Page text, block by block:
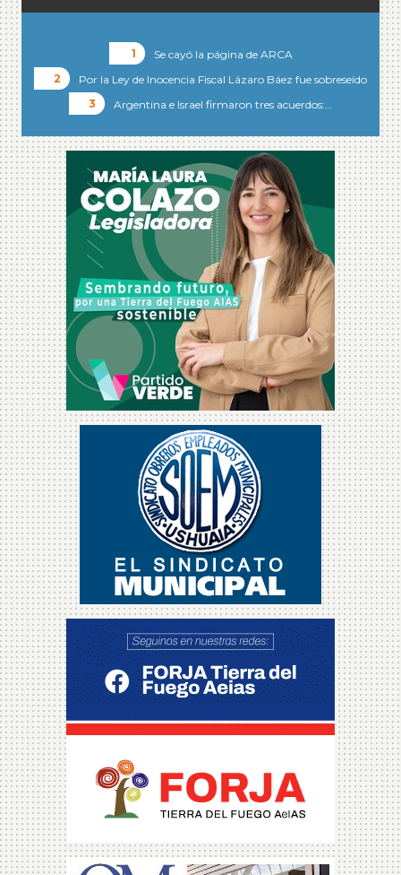
Se cayó la página de ARCA
Por la Ley de Inocencia Fiscal Lázaro Báez fue sobreseído
Argentina e Israel firmaron tres acuerdos:…